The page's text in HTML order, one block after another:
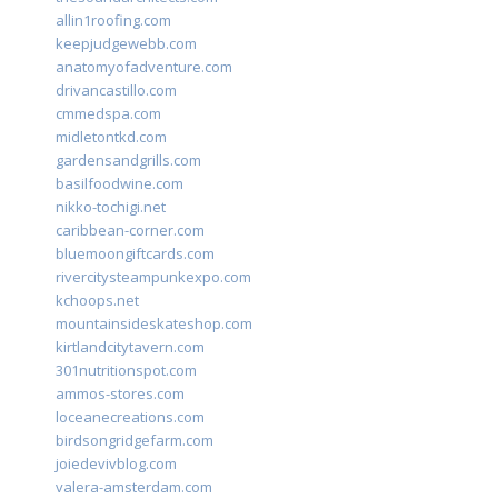
allin1roofing.com
keepjudgewebb.com
anatomyofadventure.com
drivancastillo.com
cmmedspa.com
midletontkd.com
gardensandgrills.com
basilfoodwine.com
nikko-tochigi.net
caribbean-corner.com
bluemoongiftcards.com
rivercitysteampunkexpo.com
kchoops.net
mountainsideskateshop.com
kirtlandcitytavern.com
301nutritionspot.com
ammos-stores.com
loceanecreations.com
birdsongridgefarm.com
joiedevivblog.com
valera-amsterdam.com